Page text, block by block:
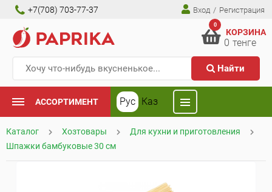
+7(708) 703-77-37 Вход / Регистрация
Найти
0
КОРЗИНА
0 тенге
АССОРТИМЕНТ Рус Каз
Каталог Хозтовары
Для кухни и приготовления
Шпажки бамбуковые 30 см